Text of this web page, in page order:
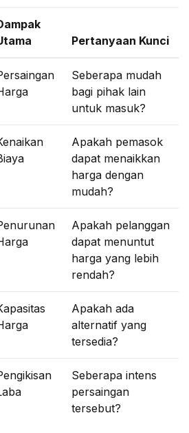
Pertanyaan Kunci
Seberapa mudah
bagi pihak lain
untuk masuk?
Apakah pemasok
dapat menaikkan
harga dengan
mudah?
Apakah pelanggan
dapat menuntut
harga yang lebih
rendah?
Apakah ada
alternatif yang
tersedia?
Seberapa intens
persaingan
tersebut?